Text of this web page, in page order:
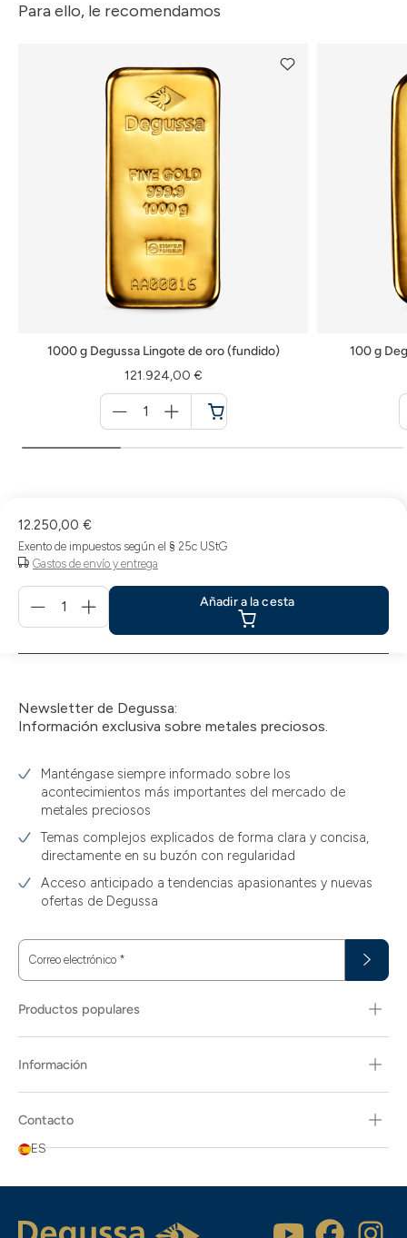
Para ello, le recomendamos
1000 g Degussa Lingote de oro (fundido)
121.924,00 €
für
Cesta
de
100 g
12.250,00 €
Exento de impuestos según el § 25c UStG
Gastos de envío y entrega
Añadir
la
Añadir a la cesta
Newsletter de Degussa:
Información exclusiva sobre metales preciosos.
Manténgase siempre informado sobre los
acontecimientos más importantes del mercado de
metales preciosos
Temas complejos explicados de forma clara y concisa,
directamente en su buzón con regularidad
Acceso anticipado a tendencias apasionantes y nuevas
ofertas de Degussa
Correo electrónico *
Productos populares
Información
Contacto
ES